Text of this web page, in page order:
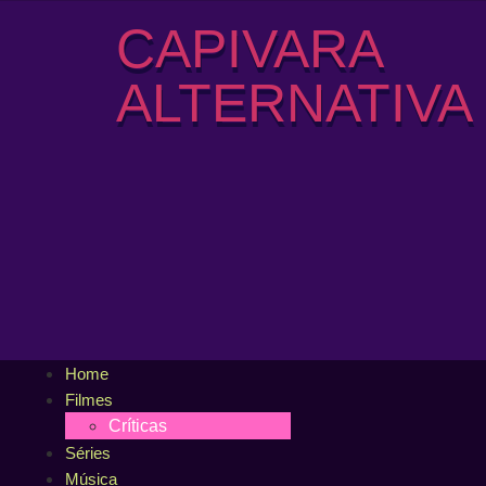
CAPIVARA
ALTERNATIVA
Home
Filmes
Críticas
Séries
Música